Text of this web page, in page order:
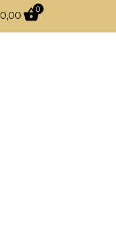
juros
0,00
0